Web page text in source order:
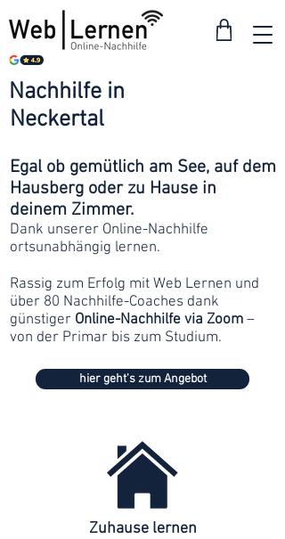
Neckertal
Nachhilfe in
Egal ob gemütlich am See, auf dem
Hausberg oder zu Hause in
deinem Zimmer.
Dank unserer Online-Nachhilfe
ortsunabhängig lernen.
Rassig zum Erfolg mit Web Lernen und
über 80 Nachhilfe-Coaches dank
günstiger Online-Nachhilfe via Zoom –
von der Primar bis zum Studium.
hier geht's zum Angebot
Zuhause lernen